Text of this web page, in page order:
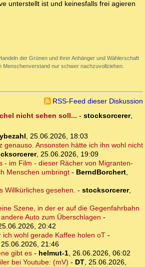
unterstellt ist und keinesfalls frei agieren
der Grünen und ihrer Anhänger und Wählerschaft
Menschenverstand nur schwer nachzuvollziehen.
RSS-Feed dieser Diskussion
nicht sehen soll... - stocksorcerer,
, 25.06.2026, 18:03
genauso. Ansonsten hätte ich ihn wohl nicht
, 25.06.2026, 19:09
- im Film - dieser Rächer von Migranten-
Menschen umbringt - BerndBorchert,
Willkürliches gesehen. - stocksorcerer,
Szene, in der er auf die Gegenfahrbahn
Auto zum Überschlagen -
20:42
ich wohl gerade Kaffee holen oT-
25.06.2026, 21:46
gibt es- helmut-1, 26.06.2026, 06:02
bei Youtube: (mV) - DT, 25.06.2026,